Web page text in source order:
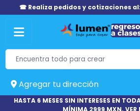
☎ Realiza pedidos y cotizaciones
Agregar tu dirección
HASTA 6 MESES SIN INTERESES EN
MÍNIMA 2999 MXN. VER